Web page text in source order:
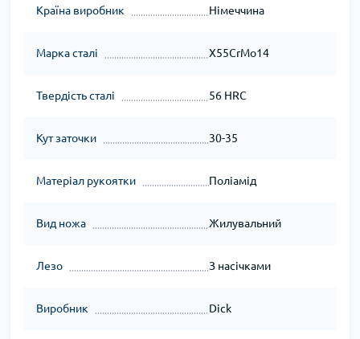
Країна виробник Німеччина
Марка сталі X55CrMo14
Твердість сталі 56 HRC
Кут заточки 30-35
Матеріал рукоятки Поліамід
Вид ножа Жилувальний
Лезо З насічками
Виробник Dick